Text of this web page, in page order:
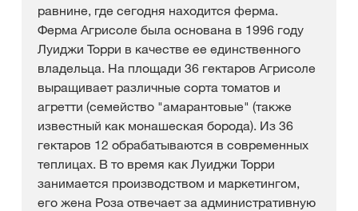
равнине, где сегодня находится ферма.
Ферма Агрисоле была основана в 1996 году
Луиджи Торри в качестве ее единственного
владельца. На площади 36 гектаров Агрисоле
выращивает различные сорта томатов и
агретти (семейство "амарантовые" (также
известный как монашеская борода). Из 36
гектаров 12 обрабатываются в современных
теплицах. В то время как Луиджи Торри
занимается производством и маркетингом,
его жена Роза отвечает за административную